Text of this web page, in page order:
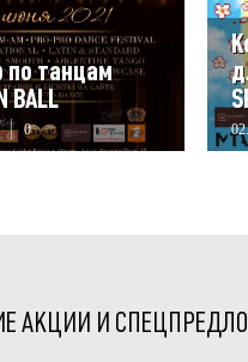
по танцам
BALL
0
АКЦИИ И